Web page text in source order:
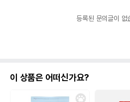
등록된 문의글이 없
이 상품은 어떠신가요?